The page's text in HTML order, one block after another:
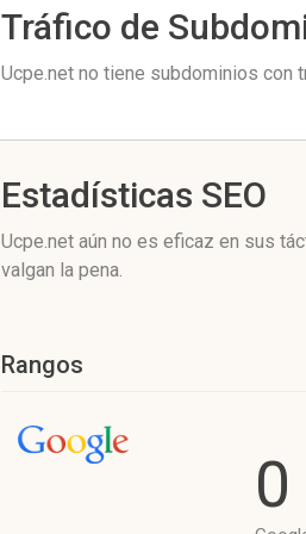
Tráfico de
Ucpe.net no tiene subdominios con
Estadísticas SEO
Ucpe.net aún no es eficaz en sus
valgan la pena.
Rangos
0